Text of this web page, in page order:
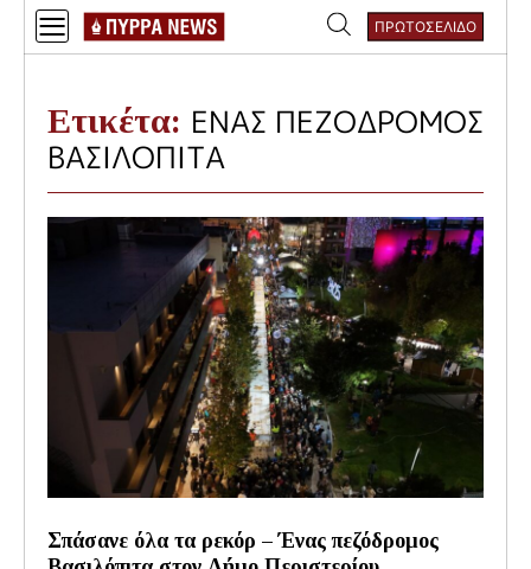
Αναζήτηση
ΠΡΩΤΟΣΕΛΙΔΟ
Ετικέτα: ΕΝΑΣ ΠΕΖΟΔΡΟΜΟΣ
ΒΑΣΙΛΟΠΙΤΑ
Σπάσανε όλα τα ρεκόρ – Ένας πεζόδρομος